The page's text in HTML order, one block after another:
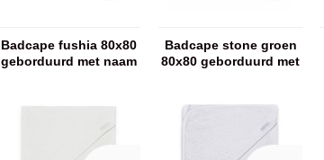
Badcape fushia 80x80
geborduurd met naam
Badcape stone groen
80x80 geborduurd met